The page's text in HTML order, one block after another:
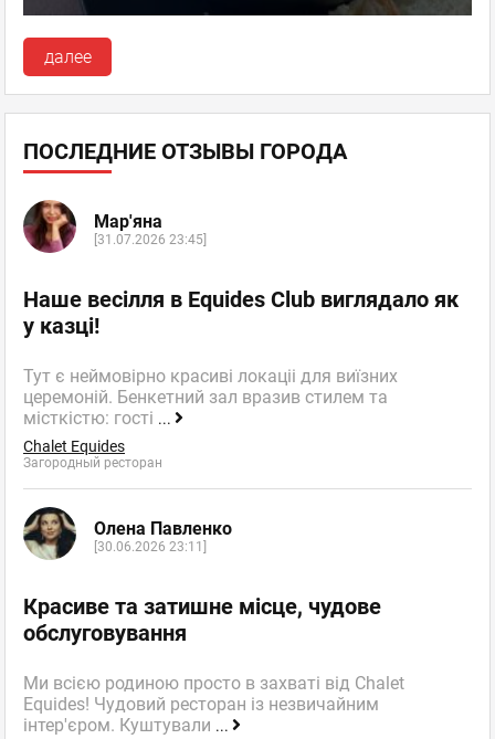
далее
ПОСЛЕДНИЕ ОТЗЫВЫ ГОРОДА
Мар'яна
[31.07.2026 23:45]
Наше весілля в Equides Club виглядало як
у казці!
Тут є неймовірно красиві локаціі для виїзних
церемоній. Бенкетний зал вразив стилем та
місткістю: гості ...
Chalet Equides
Загородный ресторан
Олена Павленко
[30.06.2026 23:11]
Красиве та затишне місце, чудове
обслуговування
Ми всією родиною просто в захваті від Chalet
Equides! Чудовий ресторан із незвичайним
інтер'єром. Куштували ...